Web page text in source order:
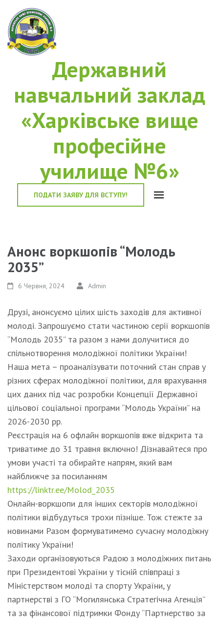
Державний
навчальний заклад
«Харківське вище
професійне
училище №6»
ПОДАТИ ЗАЯВУ ДЛЯ ВСТУПУ!
Анонс воркшопів “Молодь
2035”
6 Червня, 2024 Admin
Друзі, анонсуємо цілих шість заходів для активної
молоді. Запрошуємо стати частиною серії воркшопів
“Молодь 2035” та разом з нами долучитися до
спільнотворення молодіжної політики України!
Наша мета – проаналізувати поточний стан справ у
різних сферах молодіжної політики, для врахування
цих даних під час розробки Концепції Державної
цільової соціальної програми “Молодь України” на
2026-2030 рр.
Реєстрація на 6 офлайн воркшопів вже відкрита та
триватиме до 31 травня включно! Дізнавайтеся про
умови участі та обирайте напрям, який вам
найближче за посиланням
https://linktr.ee/Molod_2035
Онлайн-воркшопи для інших секторів молодіжної
політики відбудуться трохи пізніше. Тож стежте за
новинами Разом формуватимемо сучасну молодіжну
політику України!
Заходи організовуються Радою з молодіжних питань
при Президентові України у тісній співпраці з
Міністерством молоді та спорту України, у
партнерстві з ГО “Могилянська Стратегічна Агенція”
та за фінансової підтримки Фонду “Партнерство за